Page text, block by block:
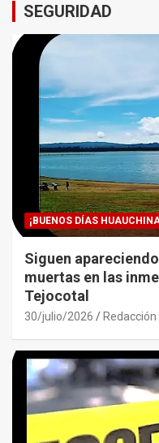
SEGURIDAD
¡BUENOS DÍAS
Siguen
muertas en las
Tejocotal
30/julio/2026 Redacción